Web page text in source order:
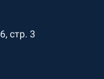
стр. 3